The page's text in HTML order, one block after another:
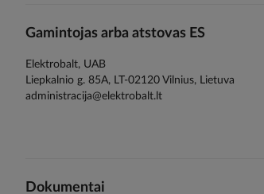
Gamintojas arba atstovas ES
Elektrobalt, UAB
Liepkalnio g. 85A, LT-02120 Vilnius, Lietuva
administracija@elektrobalt.lt
Dokumentai